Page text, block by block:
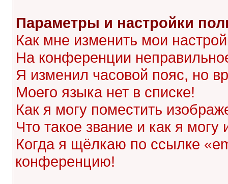
Параметры и настройки
Как мне изменить мои
На конференции
Я изменил часовой пояс, но
Моего языка нет в списке!
Как я могу поместить
Что такое звание и как я могу
Когда я щёлкаю по ссылке
конференцию!